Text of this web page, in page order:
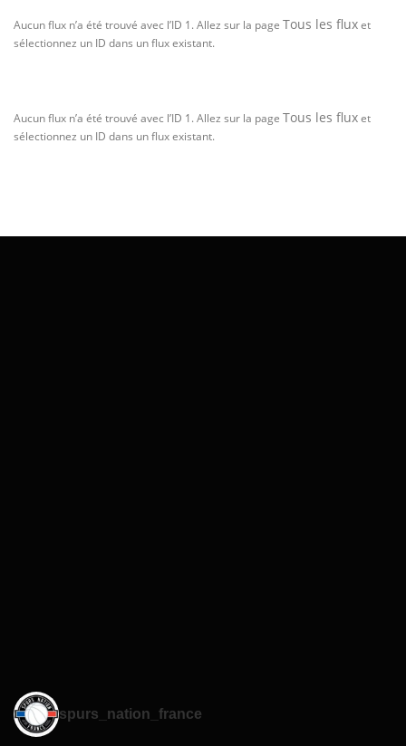
Aucun flux n’a été trouvé avec l’ID 1. Allez sur la page Tous les fluxet
sélectionnez un ID dans un flux existant.
Aucun flux n’a été trouvé avec l’ID 1. Allez sur la page Tous les fluxet
sélectionnez un ID dans un flux existant.
spurs_nation_france